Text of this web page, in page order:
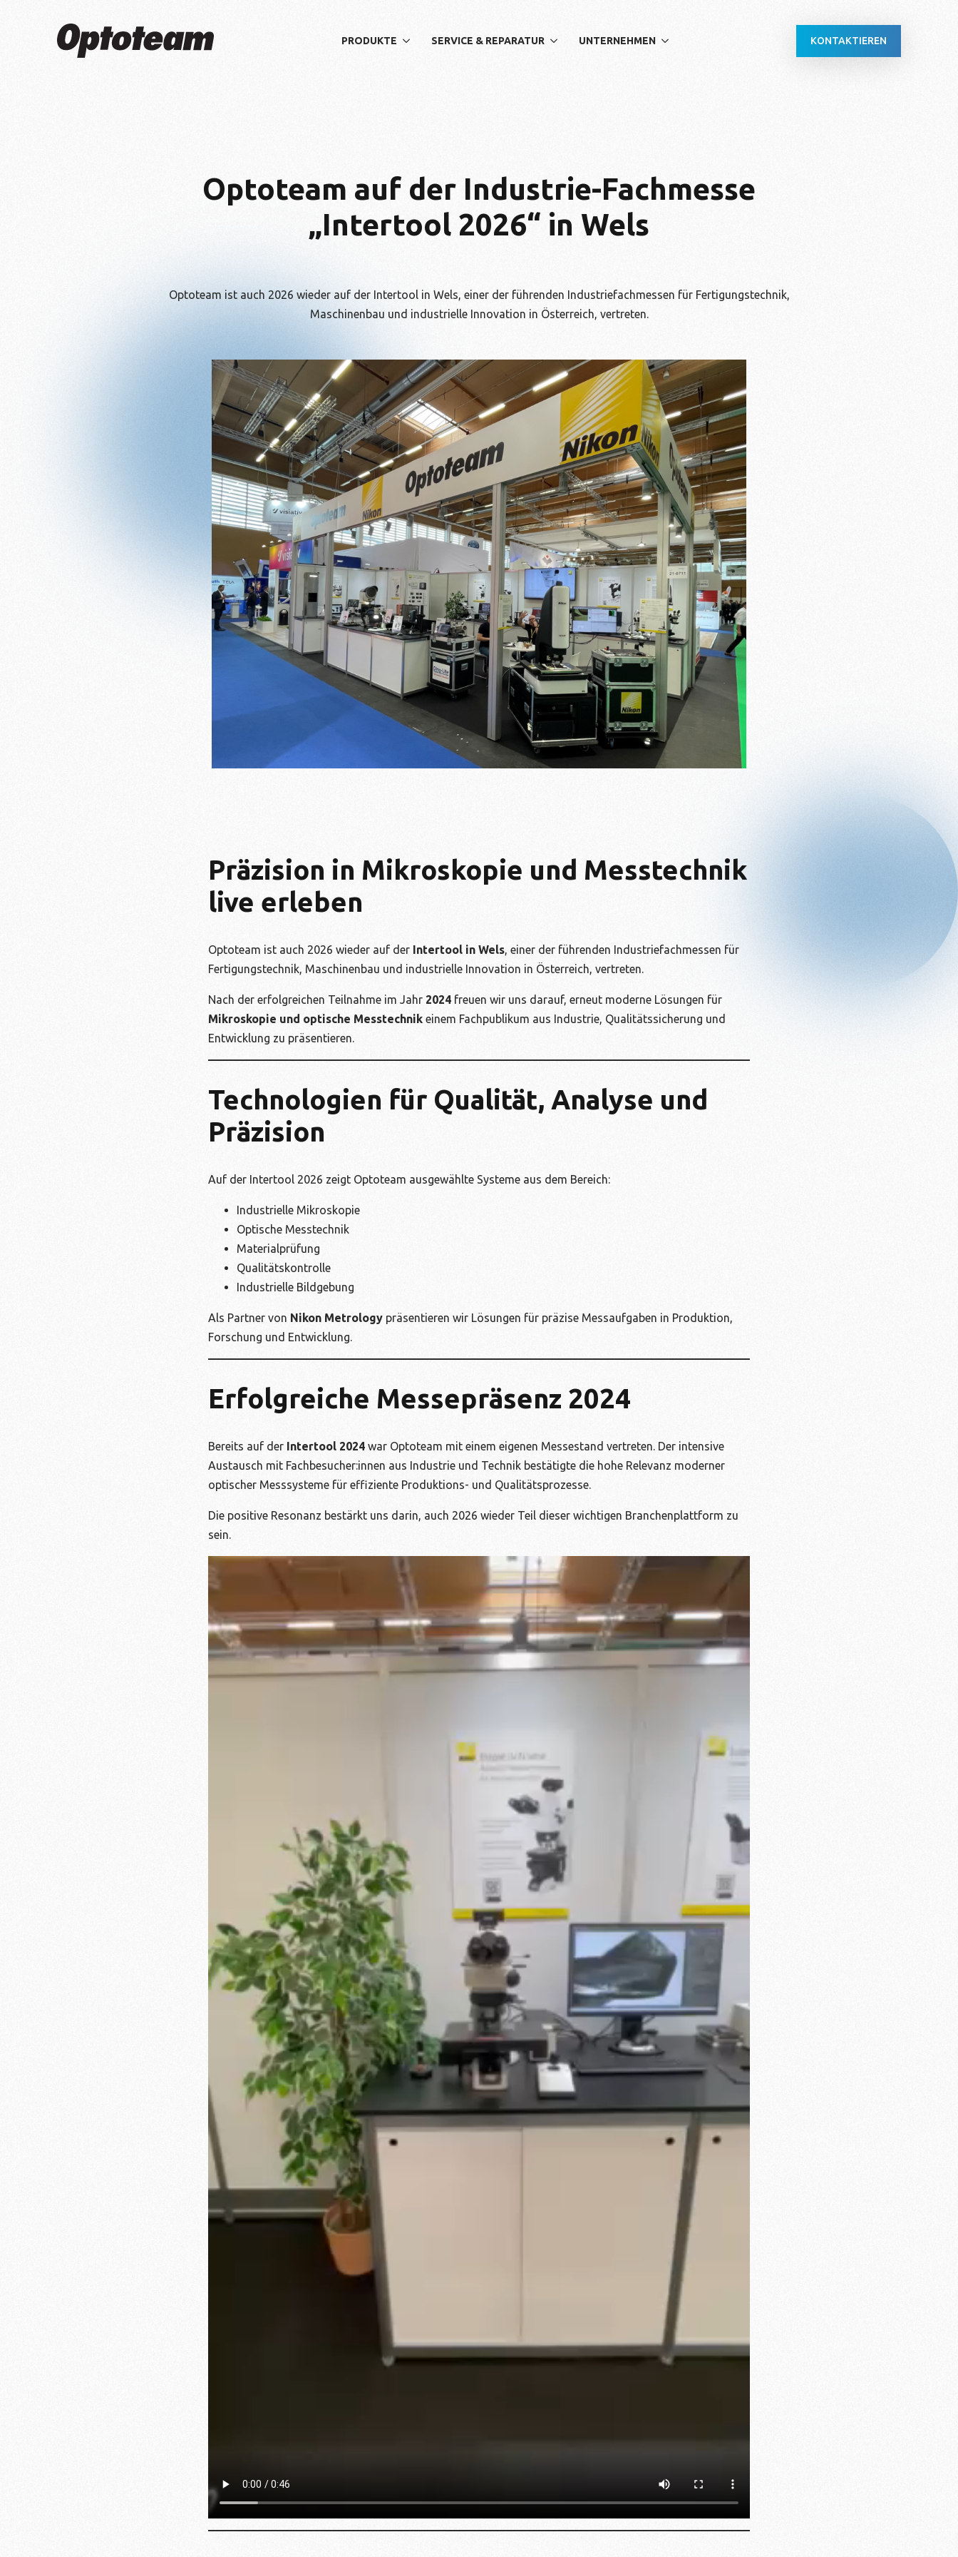
PRODUKTE SERVICE & REPARATUR UNTERNEHMEN KONTAKTIEREN
Optoteam auf der Industrie-Fachmesse
„Intertool 2026“ in Wels
Optoteam ist auch 2026 wieder auf der Intertool in Wels, einer der führenden Industriefachmessen für Fertigungstechnik,
Maschinenbau und industrielle Innovation in Österreich, vertreten.
Präzision in Mikroskopie und Messtechnik
live erleben
Optoteam ist auch 2026 wieder auf der Intertool in Wels, einer der führenden Industriefachmessen für
Fertigungstechnik, Maschinenbau und industrielle Innovation in Österreich, vertreten.
Nach der erfolgreichen Teilnahme im Jahr 2024 freuen wir uns darauf, erneut moderne Lösungen für
Mikroskopie und optische Messtechnik einem Fachpublikum aus Industrie, Qualitätssicherung und
Entwicklung zu präsentieren.
Technologien für Qualität, Analyse und
Präzision
Auf der Intertool 2026 zeigt Optoteam ausgewählte Systeme aus dem Bereich:
Industrielle Mikroskopie
Optische Messtechnik
Materialprüfung
Qualitätskontrolle
Industrielle Bildgebung
Als Partner von Nikon Metrology präsentieren wir Lösungen für präzise Messaufgaben in Produktion,
Forschung und Entwicklung.
Erfolgreiche Messepräsenz 2024
Bereits auf der Intertool 2024 war Optoteam mit einem eigenen Messestand vertreten. Der intensive
Austausch mit Fachbesucher:innen aus Industrie und Technik bestätigte die hohe Relevanz moderner
optischer Messsysteme für effiziente Produktions- und Qualitätsprozesse.
Die positive Resonanz bestärkt uns darin, auch 2026 wieder Teil dieser wichtigen Branchenplattform zu
sein.